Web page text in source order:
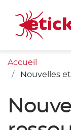
Accueil
Nouvelles